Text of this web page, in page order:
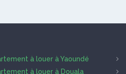
à louer à Yaoundé
à louer à Douala